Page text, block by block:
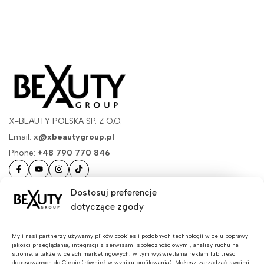
Dostosuj preferencje
dotyczące zgody
My i nasi partnerzy używamy plików cookies i podobnych technologii w celu poprawy
jakości przeglądania, integracji z serwisami społecznościowymi, analizy ruchu na
stronie, a także w celach marketingowych, w tym wyświetlania reklam lub treści
X-BEAUTY POLSKA SP. Z O.O.
Email: x@xbeautygroup.pl
Phone: +48 790 770 846
Masz pytania?
Przydatne linki
Dołącz do nas!💛